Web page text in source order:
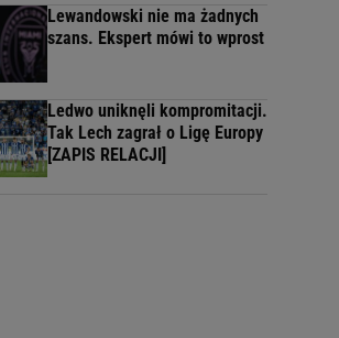
Lewandowski nie ma żadnych
szans. Ekspert mówi to wprost
Ledwo uniknęli kompromitacji.
Tak Lech zagrał o Ligę Europy
[ZAPIS RELACJI]